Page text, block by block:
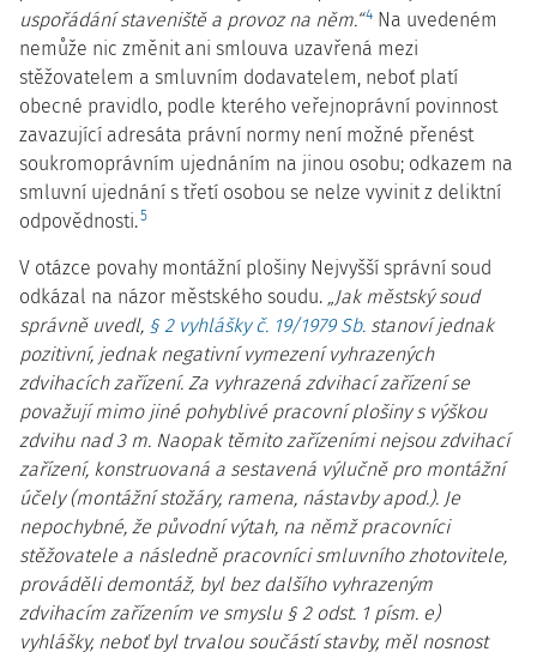
uspořádání staveniště a provoz na něm.“4 Na uvedeném
nemůže nic změnit ani smlouva uzavřená mezi
stěžovatelem a smluvním dodavatelem, neboť platí
obecné pravidlo, podle kterého veřejnoprávní povinnost
zavazující adresáta právní normy není možné přenést
soukromoprávním ujednáním na jinou osobu; odkazem na
smluvní ujednání s třetí osobou se nelze vyvinit z deliktní
odpovědnosti.5
V otázce povahy montážní plošiny Nejvyšší správní soud
odkázal na názor městského soudu. „Jak městský soud
správně uvedl, § 2 vyhlášky č. 19/1979 Sb. stanoví jednak
pozitivní, jednak negativní vymezení vyhrazených
zdvihacích zařízení. Za vyhrazená zdvihací zařízení se
považují mimo jiné pohyblivé pracovní plošiny s výškou
zdvihu nad 3 m. Naopak těmito zařízeními nejsou zdvihací
zařízení, konstruovaná a sestavená výlučně pro montážní
účely (montážní stožáry, ramena, nástavby apod.). Je
nepochybné, že původní výtah, na němž pracovníci
stěžovatele a následně pracovníci smluvního zhotovitele,
prováděli demontáž, byl bez dalšího vyhrazeným
zdvihacím zařízením ve smyslu § 2 odst. 1 písm. e)
vyhlášky, neboť byl trvalou součástí stavby, měl nosnost